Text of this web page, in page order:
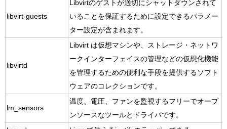
libvirt-guests
Libvirtのゲストが適切にシャットダウンされて
いることを保証するために設定できるパラメー
ター設定が含まれます。
libvirtd
Libvirt は仮想マシンや、ストレージ・ネットワ
ークインターフェイスの管理などの仮想化機能
を管理するための便利な手段を提供するソフト
ウェアのコレクションです。
lm_sensors
温度、電圧、ファンを監視するフリーでオープ
ンソースなツールとドライバです。